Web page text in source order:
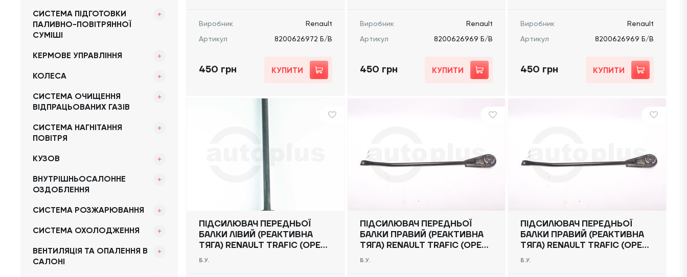
СИСТЕМА ПІДГОТОВКИ
ПАЛИВНО-ПОВІТРЯННОЇ
СУМІШІ
КЕРМОВЕ УПРАВЛІННЯ
КОЛЕСА
СИСТЕМА ОЧИЩЕННЯ
ВІДПРАЦЬОВАНИХ ГАЗІВ
СИСТЕМА НАГНІТАННЯ
ПОВІТРЯ
КУЗОВ
ВНУТРІШНЬОСАЛОННЕ
ОЗДОБЛЕННЯ
СИСТЕМА РОЗЖАРЮВАННЯ
СИСТЕМА ОХОЛОДЖЕННЯ
ВЕНТИЛЯЦІЯ ТА ОПАЛЕННЯ В
САЛОНІ
Виробник
Renault
Артикул
8200626972 Б/В
450 грн КУПИТИ
Виробник
Renault
Артикул
8200626969 Б/В
450 грн КУПИТИ
Виробник
Renault
Артикул
8200626969 Б/В
450 грн КУПИТИ
ПІДСИЛЮВАЧ ПЕРЕДНЬОЇ
БАЛКИ ЛІВИЙ (РЕАКТИВНА
ТЯГА) RENAULT TRAFIC (OPEL
VIVARO, NISSAN NV300) 2014
Б.У.
ПІДСИЛЮВАЧ ПЕРЕДНЬОЇ
БАЛКИ ПРАВИЙ (РЕАКТИВНА
ТЯГА) RENAULT TRAFIC (OPEL
VIVARO, NISSAN NV300) 2014
Б.У.
ПІДСИЛЮВАЧ ПЕРЕДНЬОЇ
БАЛКИ ПРАВИЙ (РЕАКТИВНА
ТЯГА) RENAULT TRAFIC (OPEL
VIVARO, NISSAN NV300) 2014
Б.У.